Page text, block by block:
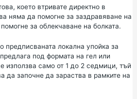
което втривате директно в
няма да помогне за заздравяване на
за облекчаване на болката.
предписваната локална упойка за
под формата на гел или
използва само от 1 до 2 седмици, тъй
да започне да зараства в рамките на